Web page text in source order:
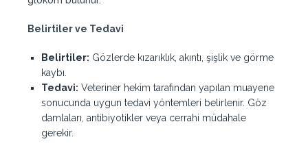
Belirtiler ve Tedavi
Belirtiler: Gözlerde kızarıklık, akıntı, şişlik ve görme
kaybı.
Tedavi: Veteriner hekim tarafından yapılan muayene
sonucunda uygun tedavi yöntemleri belirlenir. Göz
damlaları, antibiyotikler veya cerrahi müdahale
gerekir.